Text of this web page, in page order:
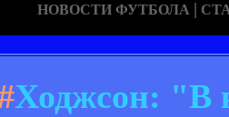
НОВОСТИ ФУТБОЛА |
Ходжсон: "В